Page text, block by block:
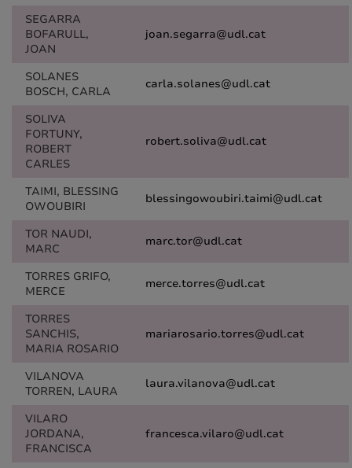
SEGARRA
BOFARULL,
JOAN
joan.segarra@udl.cat
SOLANES
BOSCH, CARLA
carla.solanes@udl.cat
SOLIVA
FORTUNY,
ROBERT
CARLES
robert.soliva@udl.cat
TAIMI, BLESSING
OWOUBIRI
blessingowoubiri.taimi@udl.cat
TOR NAUDI,
MARC
marc.tor@udl.cat
TORRES GRIFO,
MERCE
merce.torres@udl.cat
TORRES
SANCHIS,
MARIA ROSARIO
mariarosario.torres@udl.cat
VILANOVA
TORREN, LAURA
laura.vilanova@udl.cat
VILARO
JORDANA,
FRANCISCA
francesca.vilaro@udl.cat